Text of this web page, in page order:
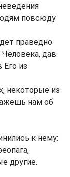
повсюду
праведно
дав
Его из
некоторые из
нам об
к нему:
другие.